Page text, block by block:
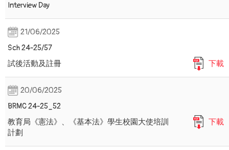
Interview Day
21/06/2025
Sch 24-25/57
試後活動及註冊
下載
20/06/2025
BRMC 24-25_52
教育局《憲法》、《基本法》學生校園大使培訓
計劃
下載